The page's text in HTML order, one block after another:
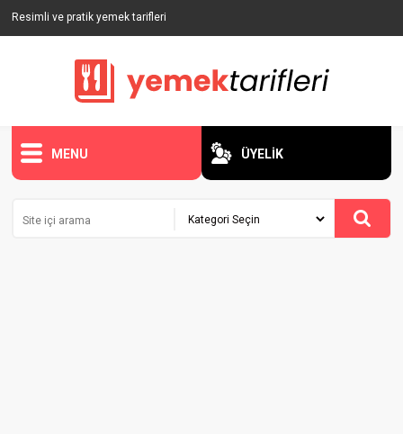
Resimli ve pratik yemek tarifleri
MENU ÜYELİK